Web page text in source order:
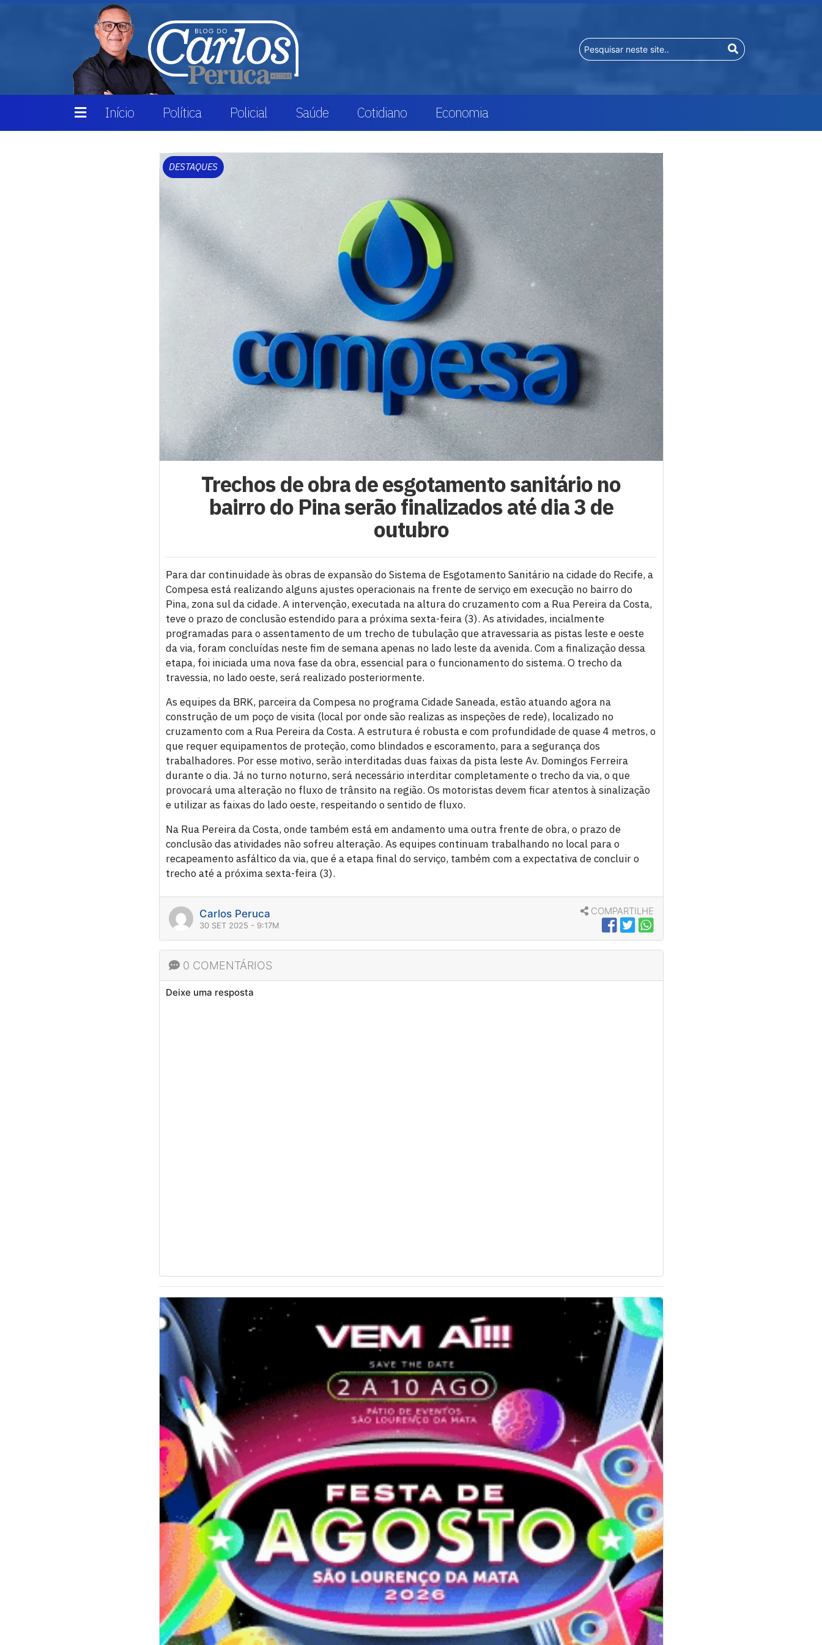
Início Política Policial Saúde Cotidiano Economia
DESTAQUES
Trechos de obra de esgotamento sanitário no
bairro do Pina serão finalizados até dia 3 de
outubro
Para dar continuidade às obras de expansão do Sistema de Esgotamento Sanitário na cidade do Recife, a
Compesa está realizando alguns ajustes operacionais na frente de serviço em execução no bairro do
Pina, zona sul da cidade. A intervenção, executada na altura do cruzamento com a Rua Pereira da Costa,
teve o prazo de conclusão estendido para a próxima sexta-feira (3). As atividades, incialmente
programadas para o assentamento de um trecho de tubulação que atravessaria as pistas leste e oeste
da via, foram concluídas neste fim de semana apenas no lado leste da avenida. Com a finalização dessa
etapa, foi iniciada uma nova fase da obra, essencial para o funcionamento do sistema. O trecho da
travessia, no lado oeste, será realizado posteriormente.
As equipes da BRK, parceira da Compesa no programa Cidade Saneada, estão atuando agora na
construção de um poço de visita (local por onde são realizas as inspeções de rede), localizado no
cruzamento com a Rua Pereira da Costa. A estrutura é robusta e com profundidade de quase 4 metros, o
que requer equipamentos de proteção, como blindados e escoramento, para a segurança dos
trabalhadores. Por esse motivo, serão interditadas duas faixas da pista leste Av. Domingos Ferreira
durante o dia. Já no turno noturno, será necessário interditar completamente o trecho da via, o que
provocará uma alteração no fluxo de trânsito na região. Os motoristas devem ficar atentos à sinalização
e utilizar as faixas do lado oeste, respeitando o sentido de fluxo.
Na Rua Pereira da Costa, onde também está em andamento uma outra frente de obra, o prazo de
conclusão das atividades não sofreu alteração. As equipes continuam trabalhando no local para o
recapeamento asfáltico da via, que é a etapa final do serviço, também com a expectativa de concluir o
trecho até a próxima sexta-feira (3).
Carlos Peruca
30 SET 2025 - 9:17M
COMPARTILHE
0 COMENTÁRIOS
Deixe uma resposta